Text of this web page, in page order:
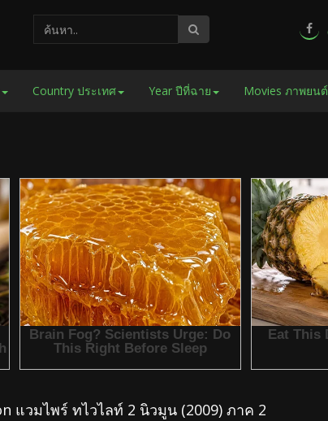
Country ประเทศ Year ปีที่ฉาย Movies ภาพยนต์
แวมไพร์ ทไวไลท์ 2 นิวมูน (2009) ภาค 2